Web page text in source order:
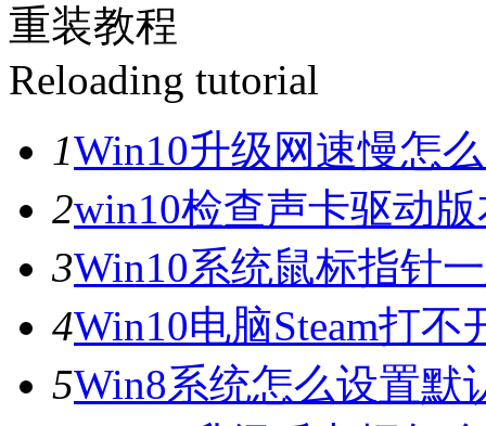
重装教程
Reloading tutorial
1Win10升级网速慢怎
2win10检查声卡驱动
3Win10系统鼠标指针
4Win10电脑Steam打
5Win8系统怎么设置默